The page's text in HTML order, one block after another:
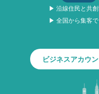
▶ 沿線住民と共
▶ 全国から集客
ビジネスアカウ